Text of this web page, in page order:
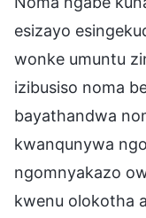
esizayo
wonke umuntu
izibusiso noma
bayathandwa
kwanqunywa
ngomnyakazo
kwenu olokotha